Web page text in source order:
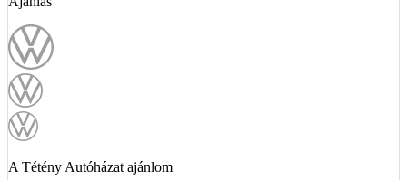
A Tétény Autóházat ajánlom